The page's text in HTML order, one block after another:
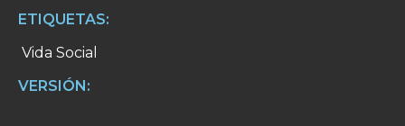
ETIQUETAS:
Vida Social
VERSIÓN: